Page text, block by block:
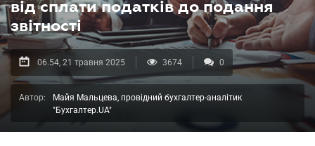
від сплати податків до подання
звітності
06.54, 21 травня 2025 3674 0
Автор:
Майя Мальцева, провідний бухгалтер-аналітик
"Бухгалтер.UA"